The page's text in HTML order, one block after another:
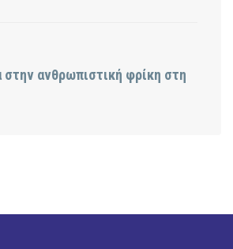
ανθρωπιστική φρίκη στη